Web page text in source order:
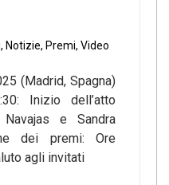
, Notizie, Premi, Video
(Madrid, Spagna)
Inizio dell’atto
e Sandra
dei premi: Ore
agli invitati